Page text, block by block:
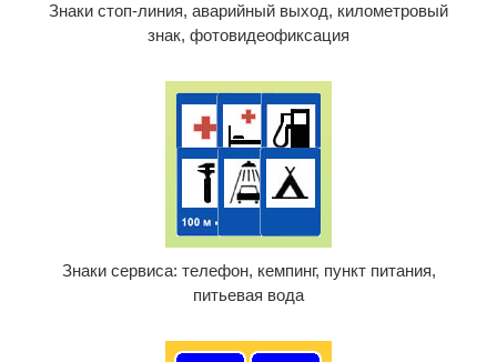
Знаки стоп-линия, аварийный выход, километровый
знак, фотовидеофиксация
Знаки сервиса: телефон, кемпинг, пункт питания,
питьевая вода